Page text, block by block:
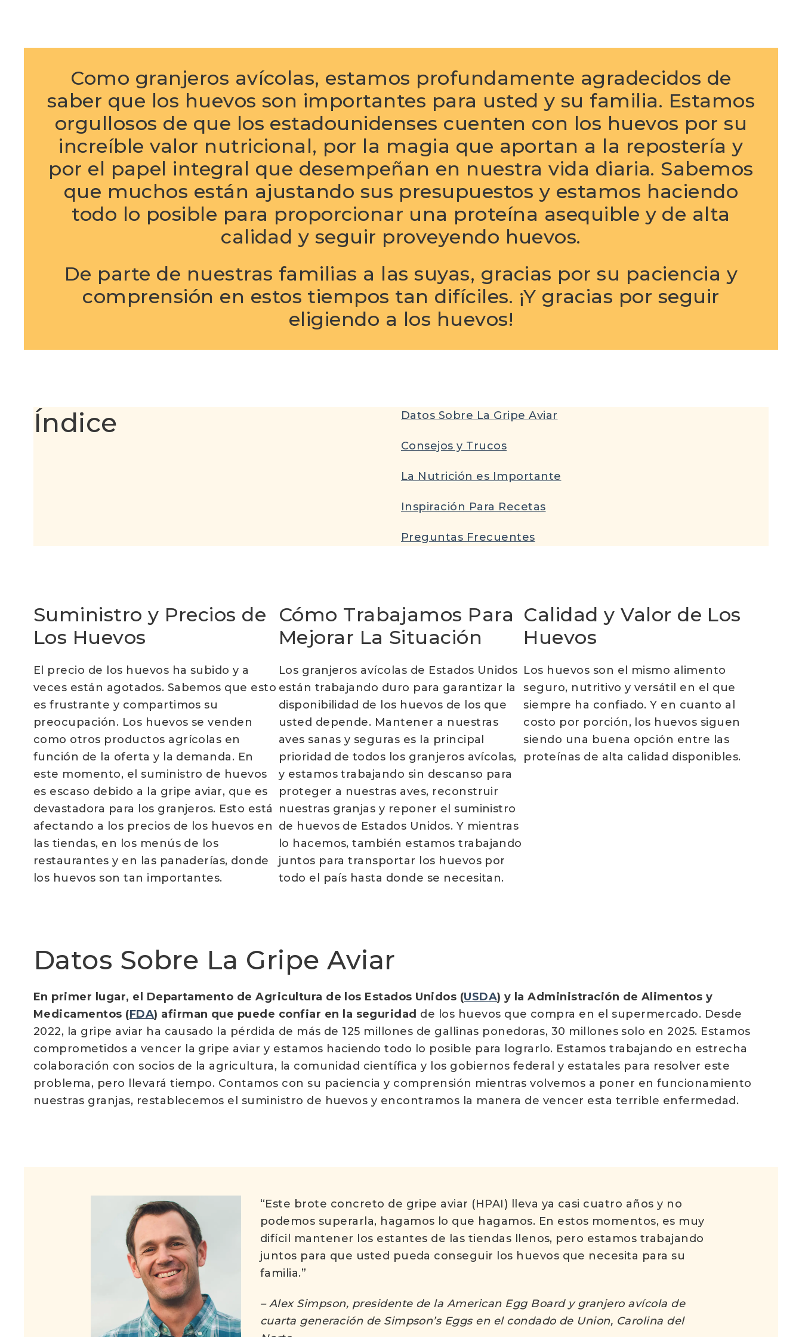
Como granjeros avícolas, estamos profundamente agradecidos de
saber que los huevos son importantes para usted y su familia. Estamos
orgullosos de que los estadounidenses cuenten con los huevos por su
increíble valor nutricional, por la magia que aportan a la repostería y
por el papel integral que desempeñan en nuestra vida diaria. Sabemos
que muchos están ajustando sus presupuestos y estamos haciendo
todo lo posible para proporcionar una proteína asequible y de alta
calidad y seguir proveyendo huevos.
De parte de nuestras familias a las suyas, gracias por su paciencia y
comprensión en estos tiempos tan difíciles. ¡Y gracias por seguir
eligiendo a los huevos!
Índice Datos Sobre La Gripe Aviar
Consejos y Trucos
La Nutrición es Importante
Inspiración Para Recetas
Preguntas Frecuentes
Suministro y Precios de
Los Huevos
El precio de los huevos ha subido y a
veces están agotados. Sabemos que esto
es frustrante y compartimos su
preocupación. Los huevos se venden
como otros productos agrícolas en
función de la oferta y la demanda. En
este momento, el suministro de huevos
es escaso debido a la gripe aviar, que es
devastadora para los granjeros. Esto está
afectando a los precios de los huevos en
las tiendas, en los menús de los
restaurantes y en las panaderías, donde
los huevos son tan importantes.
Cómo Trabajamos Para
Mejorar La Situación
Los granjeros avícolas de Estados Unidos
están trabajando duro para garantizar la
disponibilidad de los huevos de los que
usted depende. Mantener a nuestras
aves sanas y seguras es la principal
prioridad de todos los granjeros avícolas,
y estamos trabajando sin descanso para
proteger a nuestras aves, reconstruir
nuestras granjas y reponer el suministro
de huevos de Estados Unidos. Y mientras
lo hacemos, también estamos trabajando
juntos para transportar los huevos por
todo el país hasta donde se necesitan.
Calidad y Valor de Los
Huevos
Los huevos son el mismo alimento
seguro, nutritivo y versátil en el que
siempre ha confiado. Y en cuanto al
costo por porción, los huevos siguen
siendo una buena opción entre las
proteínas de alta calidad disponibles.
Datos Sobre La Gripe Aviar
En primer lugar, el Departamento de Agricultura de los Estados Unidos (USDA) y la Administración de Alimentos y
Medicamentos (FDA) afirman que puede confiar en la seguridad de los huevos que compra en el supermercado. Desde
2022, la gripe aviar ha causado la pérdida de más de 125 millones de gallinas ponedoras, 30 millones solo en 2025. Estamos
comprometidos a vencer la gripe aviar y estamos haciendo todo lo posible para lograrlo. Estamos trabajando en estrecha
colaboración con socios de la agricultura, la comunidad científica y los gobiernos federal y estatales para resolver este
problema, pero llevará tiempo. Contamos con su paciencia y comprensión mientras volvemos a poner en funcionamiento
nuestras granjas, restablecemos el suministro de huevos y encontramos la manera de vencer esta terrible enfermedad.
“Este brote concreto de gripe aviar (HPAI) lleva ya casi cuatro años y no
podemos superarla, hagamos lo que hagamos. En estos momentos, es muy
difícil mantener los estantes de las tiendas llenos, pero estamos trabajando
juntos para que usted pueda conseguir los huevos que necesita para su
familia.”
– Alex Simpson, presidente de la American Egg Board y granjero avícola de
cuarta generación de Simpson’s Eggs en el condado de Union, Carolina del